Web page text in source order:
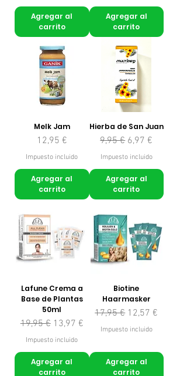
Agregar al
carrito
Agregar al
carrito
Melk Jam
Precio
12,95 €
Impuesto incluido
Agregar al
carrito
Hierba de San Juan
Precio
9,95 € Precio de oferta
6,97 €
Impuesto incluido
Agregar al
carrito
Lafune Crema a
Base de Plantas
50ml
Precio
19,95 € Precio de oferta
13,97 €
Impuesto incluido
Agregar al
carrito
Biotine
Haarmasker
Precio
17,95 € Precio de oferta
12,57 €
Impuesto incluido
Agregar al
carrito